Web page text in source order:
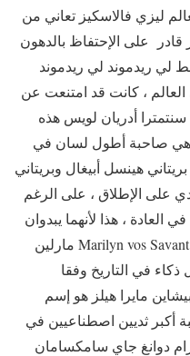
ليزي فالاسكيز تعاني من
على الإحتفاظ بالدهون
كيلوغراما فقط لي ريدموند لي ريدموند
، كانت قد امتنعت عن
قصها منذ سنة 1979 و بلغ طولها 85 سنتمترا أدريان لويس هذه
هي صاحبة أطول لسان في
و بريتاني هينسل أبيغال وبريتاني
على الإطلاق ، على الرغم
، هذا لأنهما يبدوان
كفتاة برأسين مارلين فوس سافان Marilyn vos Savant مارلين
في التاريخ وفقا
مايرا هيلز هو إسم
أكبر ثديين اصطناعيين في
في المجموع 35 كيلوغرام دوانغ جاي سامكسامان